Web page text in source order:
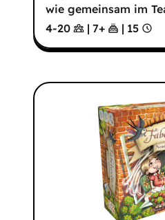
wie gemeinsam im
4-20
| 7+ | 15